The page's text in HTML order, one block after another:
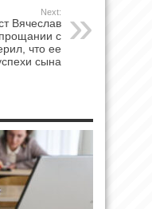
Next:
Вячеслав
с
что ее
сына